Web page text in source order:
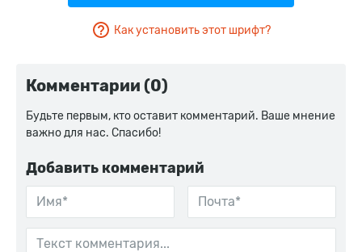
Как установить этот шрифт?
Комментарии (0)
Будьте первым, кто оставит комментарий. Ваше мнение
важно для нас. Спасибо!
Добавить комментарий